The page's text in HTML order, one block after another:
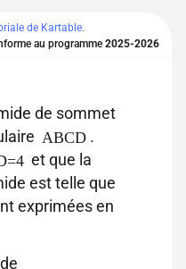
offerts.
de Kartable.
au programme 2025-2026
de sommet
ABCD .
et que la
est telle que
exprimées en
de